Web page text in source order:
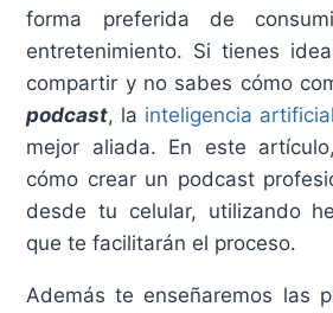
forma preferida de
entretenimiento. Si tienes
compartir y no sabes cómo
podcast, la inteligencia artificial
mejor aliada. En este
cómo crear un podcast
desde tu celular, utilizando
que te facilitarán el proceso.
Además te enseñaremos las